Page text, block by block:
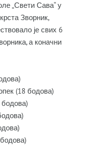
„Свети Сава“ у
Зворник,
је свих 6
а коначни
(18 бодова)